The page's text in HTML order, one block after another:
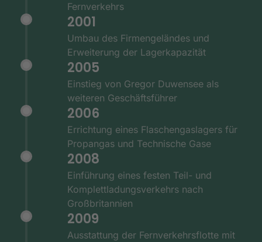
Fernverkehrs
2001
Umbau des Firmengeländes und
Erweiterung der Lagerkapazität
2005
Einstieg von Gregor Duwensee als
weiteren Geschäftsführer
2006
Errichtung eines Flaschengaslagers für
Propangas und Technische Gase
2008
Einführung eines festen Teil- und
Komplettladungsverkehrs nach
Großbritannien
2009
Ausstattung der Fernverkehrsflotte mit